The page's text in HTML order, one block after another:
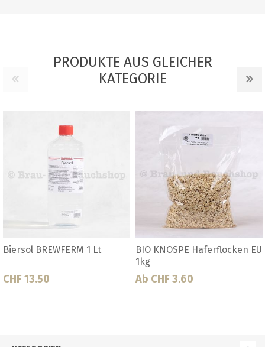
PRODUKTE AUS GLEICHER
KATEGORIE
Haferflocken EU BIO KNOSPE Sinamar® 5